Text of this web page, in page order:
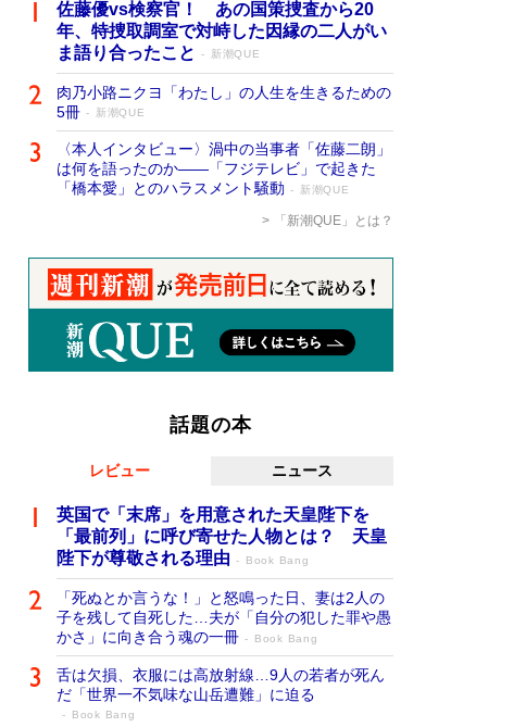
佐藤優vs検察官！ あの国策捜査から20
年、特捜取調室で対峙した因縁の二人がい
ま語り合ったこと
新潮QUE
肉乃小路ニクヨ「わたし」の人生を生きるための
5冊
新潮QUE
〈本人インタビュー〉渦中の当事者「佐藤二朗」
は何を語ったのか――「フジテレビ」で起きた
「橋本愛」とのハラスメント騒動
新潮QUE
「新潮QUE」とは？
話題の本
レビュー ニュース
英国で「末席」を用意された天皇陛下を
「最前列」に呼び寄せた人物とは？ 天皇
陛下が尊敬される理由
Book Bang
「死ぬとか言うな！」と怒鳴った日、妻は2人の
子を残して自死した…夫が「自分の犯した罪や愚
かさ」に向き合う魂の一冊
Book Bang
舌は欠損、衣服には高放射線…9人の若者が死ん
だ「世界一不気味な山岳遭難」に迫る
Book Bang